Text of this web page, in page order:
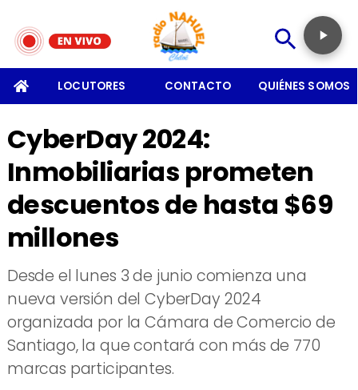
LOCUTORES CONTACTO QUIÉNES SOMOS
CyberDay 2024:
Inmobiliarias prometen
descuentos de hasta $69
millones
Desde el lunes 3 de junio comienza una
nueva versión del CyberDay 2024
organizada por la Cámara de Comercio de
Santiago, la que contará con más de 770
marcas participantes.